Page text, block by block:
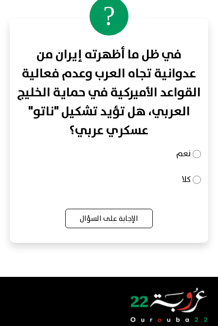
?
في ظل ما أظهرته إيران من
عدوانية تجاه العرب وعدم فعالية
القواعد الأميركية في حماية الخليج
العربي، هل تؤيد تشكيل "ناتو"
عسكري عربي؟
نعم
كلا
الإجابة على السؤال